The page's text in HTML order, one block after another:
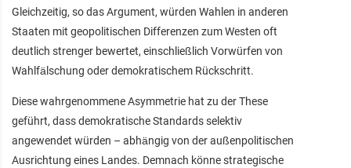
Gleichzeitig, so das Argument, würden Wahlen in anderen
Staaten mit geopolitischen Differenzen zum Westen oft
deutlich strenger bewertet, einschließlich Vorwürfen von
Wahlfälschung oder demokratischem Rückschritt.
Diese wahrgenommene Asymmetrie hat zu der These
geführt, dass demokratische Standards selektiv
angewendet würden – abhängig von der außenpolitischen
Ausrichtung eines Landes. Demnach könne strategische